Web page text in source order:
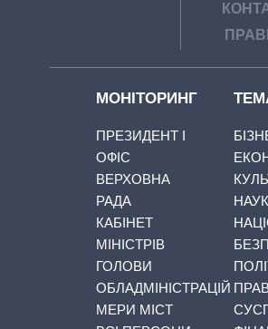
МОНІТОРИНГ
ПРЕЗИДЕНТ І
ОФІС
ВЕРХОВНА
РАДА
КАБІНЕТ
МІНІСТРІВ
ГОЛОВИ
ОБЛАДМІНІСТРАЦІЙ
МЕРИ МІСТ